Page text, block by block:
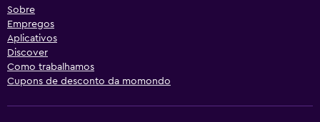
Sobre
Empregos
Aplicativos
Discover
Como trabalhamos
Cupons de desconto da momondo